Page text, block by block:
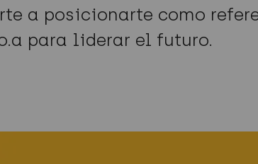
a posicionarte como
para liderar el futuro.